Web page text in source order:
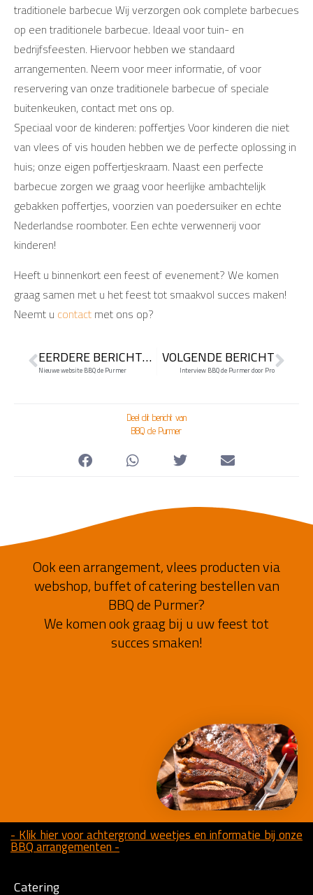
traditionele barbecue Wij verzorgen ook complete barbecues
op een traditionele barbecue. Ideaal voor tuin- en
bedrijfsfeesten. Hiervoor hebben we standaard
arrangementen. Neem voor meer informatie, of voor
reservering van onze traditionele barbecue of speciale
buitenkeuken, contact met ons op.
Speciaal voor de kinderen: poffertjes Voor kinderen die niet
van vlees of vis houden hebben we de perfecte oplossing in
huis; onze eigen poffertjeskraam. Naast een perfecte
barbecue zorgen we graag voor heerlijke ambachtelijk
gebakken poffertjes, voorzien van poedersuiker en echte
Nederlandse roomboter. Een echte verwennerij voor
kinderen!
Heeft u binnenkort een feest of evenement? We komen
graag samen met u het feest tot smaakvol succes maken!
Neemt u contact met ons op?
EERDERE BERICHTEN
Nieuwe website BBQ de Purmer
VOLGENDE BERICHT
Interview BBQ de Purmer door Pro
Deel dit bericht van
BBQ de Purmer
Ook een arrangement, vlees producten via
webshop, buffet of catering bestellen van
BBQ de Purmer?
We komen ook graag bij u uw feest tot
succes smaken!
- Klik hier voor achtergrond weetjes en informatie bij onze
BBQ arrangementen -
Catering